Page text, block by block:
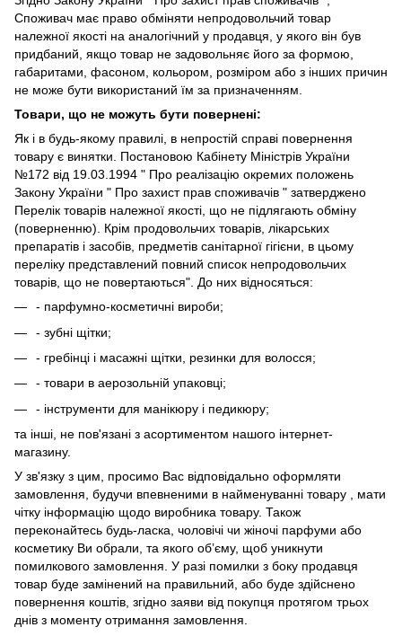
Споживач має право обміняти непродовольчий товар
належної якості на аналогічний у продавця, у якого він був
придбаний, якщо товар не задовольняє його за формою,
габаритами, фасоном, кольором, розміром або з інших причин
не може бути використаний їм за призначенням.
Товари, що не можуть бути повернені:
Як і в будь-якому правилі, в непростій справі повернення
товару є винятки. Постановою Кабінету Міністрів України
№172 від 19.03.1994 " Про реалізацію окремих положень
Закону України " Про захист прав споживачів " затверджено
Перелік товарів належної якості, що не підлягають обміну
(поверненню). Крім продовольчих товарів, лікарських
препаратів і засобів, предметів санітарної гігієни, в цьому
переліку представлений повний список непродовольчих
товарів, що не повертаються". До них відносяться:
- парфумно-косметичні вироби;
- зубні щітки;
- гребінці і масажні щітки, резинки для волосся;
- товари в аерозольній упаковці;
- інструменти для манікюру і педикюру;
та інші, не пов'язані з асортиментом нашого інтернет-
магазину.
У зв'язку з цим, просимо Вас відповідально оформляти
замовлення, будучи впевненими в найменуванні товару , мати
чітку інформацію щодо виробника товару. Також
переконайтесь будь-ласка, чоловічі чи жіночі парфуми або
косметику Ви обрали, та якого об’єму, щоб уникнути
помилкового замовлення. У разі помилки з боку продавця
товар буде замінений на правильний, або буде здійснено
повернення коштів, згідно заяви від покупця протягом трьох
днів з моменту отримання замовлення.